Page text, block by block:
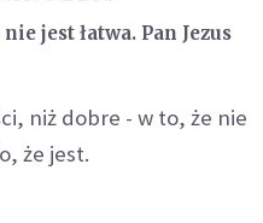
jest łatwa. Pan Jezus
niż dobre - w to, że nie
że jest.